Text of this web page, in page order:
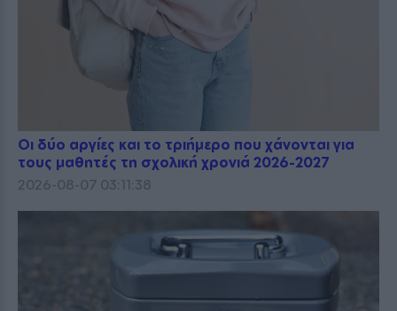
Οι δύο αργίες και το τριήμερο που χάνονται για
τους μαθητές τη σχολική χρονιά 2026-2027
2026-08-07 03:11:38